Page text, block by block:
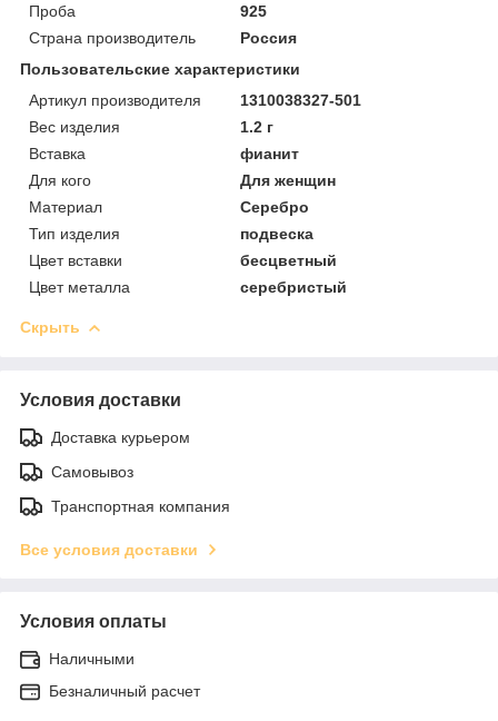
Проба
925
Страна производитель
Россия
Пользовательские характеристики
Артикул производителя
1310038327-501
Вес изделия
1.2 г
Вставка
фианит
Для кого
Для женщин
Материал
Серебро
Тип изделия
подвеска
Цвет вставки
бесцветный
Цвет металла
серебристый
Скрыть
Условия доставки
Доставка курьером
Самовывоз
Транспортная компания
Все условия доставки
Условия оплаты
Наличными
Безналичный расчет